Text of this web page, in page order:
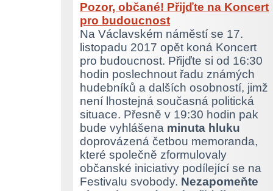
Pozor, občané! Přijďte na Koncert
pro budoucnost
Na Václavském náměstí se 17.
listopadu 2017 opět koná Koncert
pro budoucnost. Přijďte si od 16:30
hodin poslechnout řadu známých
hudebníků a dalších osobností, jimž
není lhostejná současná politická
situace. Přesně v 19:30 hodin pak
bude vyhlášena minuta hluku
doprovázená četbou memoranda,
které společně zformulovaly
občanské iniciativy podílející se na
Festivalu svobody. Nezapomeňte